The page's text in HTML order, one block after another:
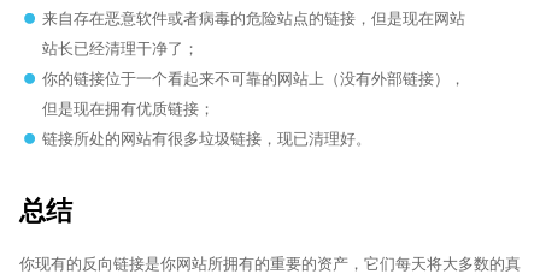
来自存在恶意软件或者病毒的危险站点的链接，但是现在网站
站长已经清理干净了；
你的链接位于一个看起来不可靠的网站上（没有外部链接），
但是现在拥有优质链接；
链接所处的网站有很多垃圾链接，现已清理好。
总结
你现有的反向链接是你网站所拥有的重要的资产，它们每天将大多数的真